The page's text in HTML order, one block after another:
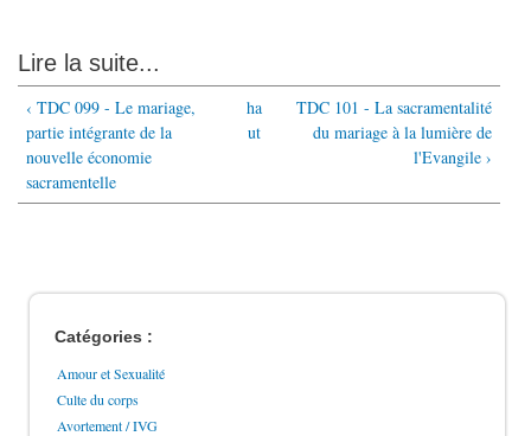
Lire la suite...
‹ TDC 099 - Le mariage,
partie intégrante de la
nouvelle économie
sacramentelle
ha
ut
TDC 101 - La sacramentalité
du mariage à la lumière de
l'Evangile ›
Catégories :
Amour et Sexualité
Culte du corps
Avortement / IVG